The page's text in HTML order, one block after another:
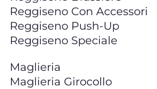
Reggiseno Con Accessori
Reggiseno Push-Up
Reggiseno Speciale
Maglieria
Maglieria Girocollo